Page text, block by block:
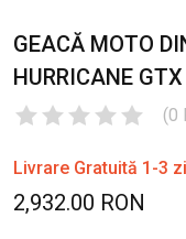
GEACĂ MOTO
HURRICANE GTX
(0
Livrare Gratuită 1-3
2,932.00 RON